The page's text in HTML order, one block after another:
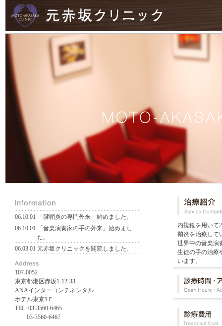
06.10.01
「腱鞘炎の専門外来」始めました。
06.10.01
「音楽演奏家の手の外来」始めまし
た。
06.03.01 元赤坂クリニックを開院しました。
107-0052
東京都港区赤坂1-12-33
ANAインターコンチネンタル
ホテル東京1Ｆ
TEL: 03-3560-6465
03-3560-6467
内視鏡を用いて
鞘炎を治療して
世界中の音楽演
生徒の手の治療
います。